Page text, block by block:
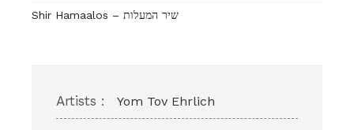
Shir Hamaalos – שיר המעלות
Artists : Yom Tov Ehrlich